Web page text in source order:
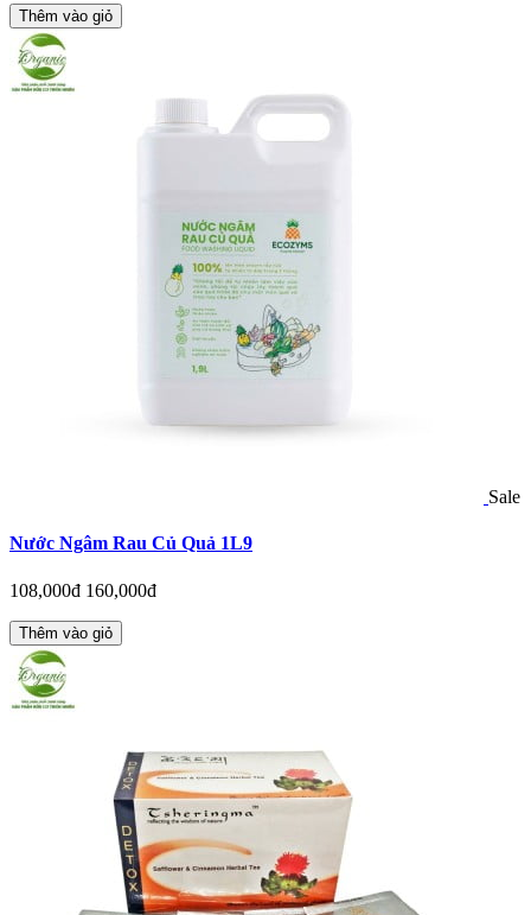
Thêm vào giỏ
Sale
Nước Ngâm Rau Củ Quả 1L9
108,000đ 160,000đ
Thêm vào giỏ